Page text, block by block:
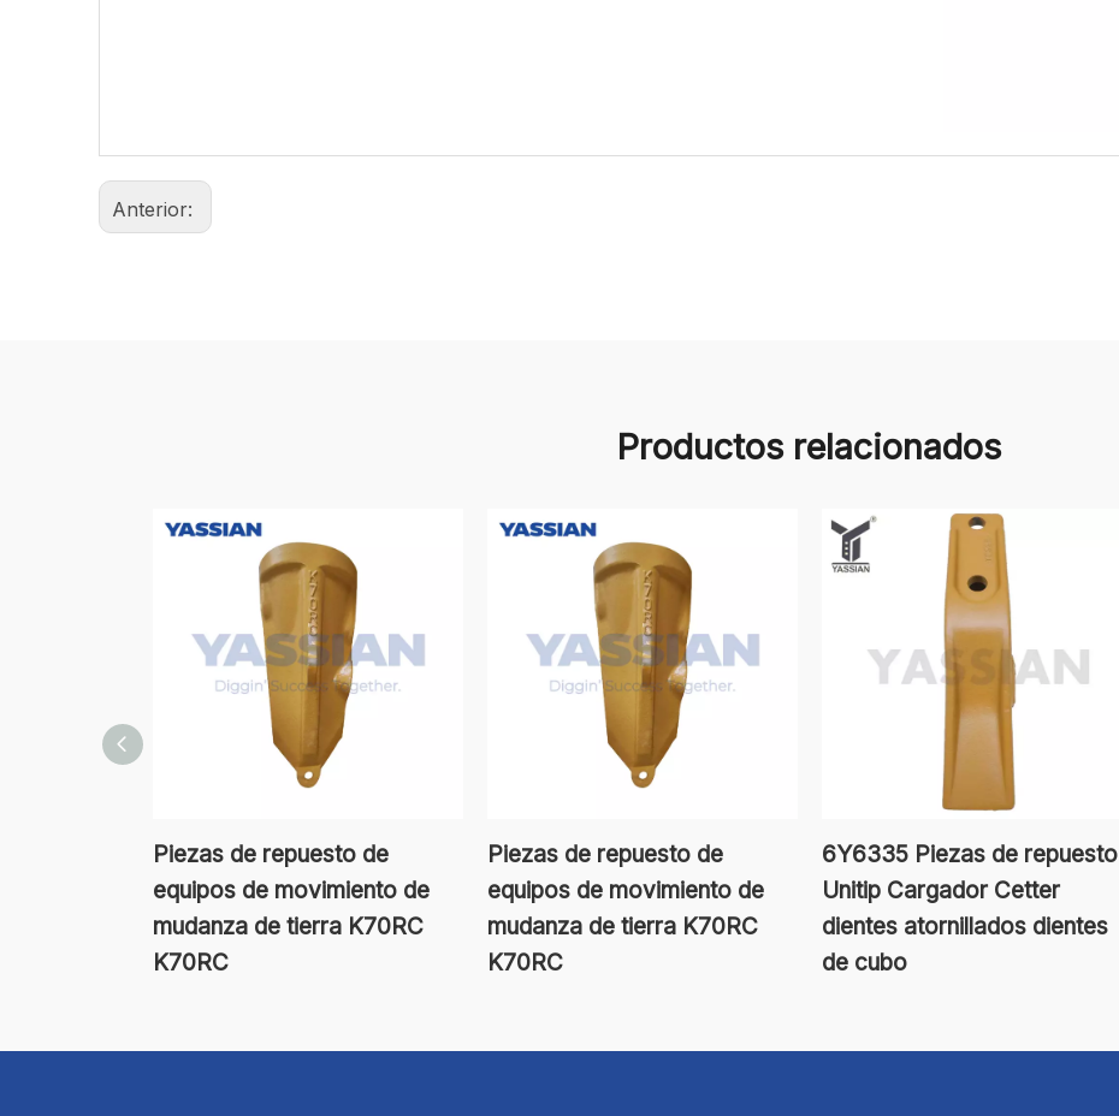
Anterior:
Productos relacionados
Piezas de repuesto de
equipos de movimiento de
mudanza de tierra K70RC
K70RC
Piezas de repuesto de
equipos de movimiento de
mudanza de tierra K70RC
K70RC
6Y6335 Piezas de repuesto
Unitip Cargador Cetter
dientes atornillados dientes
de cubo